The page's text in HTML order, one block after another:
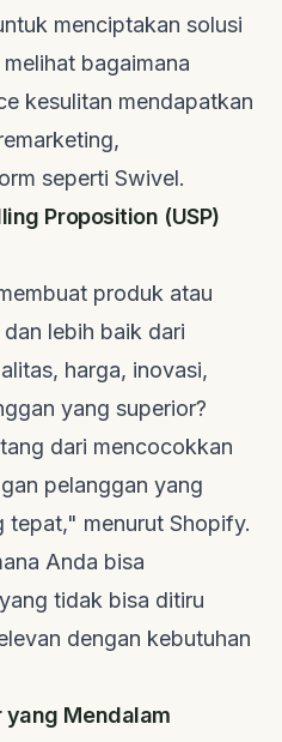
menciptakan solusi
bagaimana
kesulitan mendapatkan
,
seperti Swivel.
Proposition (USP)
produk atau
lebih baik dari
harga, inovasi,
yang superior?
dari mencocokkan
pelanggan yang
tepat," menurut Shopify.
Anda bisa
tidak bisa ditiru
dengan kebutuhan
yang Mendalam